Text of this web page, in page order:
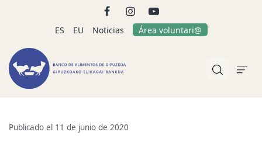
ES EU Noticias Área voluntari@
Publicado el 11 de junio de 2020